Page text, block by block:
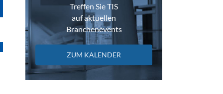
Treffen Sie TIS
auf aktuellen
Branchenevents
ZUM KALENDER